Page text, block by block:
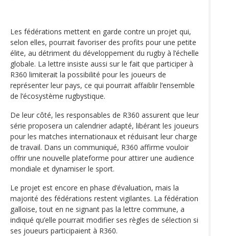
Les fédérations mettent en garde contre un projet qui,
selon elles, pourrait favoriser des profits pour une petite
élite, au détriment du développement du rugby à l’échelle
globale. La lettre insiste aussi sur le fait que participer à
R360 limiterait la possibilité pour les joueurs de
représenter leur pays, ce qui pourrait affaiblir l’ensemble
de l’écosystème rugbystique.
De leur côté, les responsables de R360 assurent que leur
série proposera un calendrier adapté, libérant les joueurs
pour les matches internationaux et réduisant leur charge
de travail. Dans un communiqué, R360 affirme vouloir
offrir une nouvelle plateforme pour attirer une audience
mondiale et dynamiser le sport.
Le projet est encore en phase d’évaluation, mais la
majorité des fédérations restent vigilantes. La fédération
galloise, tout en ne signant pas la lettre commune, a
indiqué qu’elle pourrait modifier ses règles de sélection si
ses joueurs participaient à R360.